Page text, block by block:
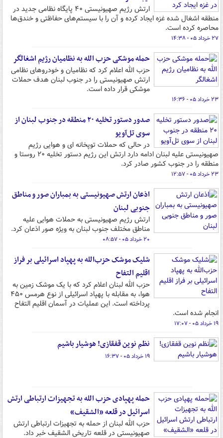
ارتش رژیم صهیونیستی ۴۰ پایگاه نظامی جدید در
منطقه اشغال شده غزه ایجاد کرده و آن را با سیستم‌های حفاظتی و خندق‌ها
محاصره کرده‌ است.
۲۷ خرداد ۰۵ - ۱۴:۳۸
حمله موشکی حزب الله به نظامیان رژیم اشغالگر
حزب الله اعلام کرد که نظامیان و خودروهای نظامی
ارتش صهیونیستی را در جنوب لبنان هدف حملات
موشکی قرار داده است.
۲۳ خرداد ۰۵ - ۱۶:۳۶
صدور دستور تخلیه ۲۰ منطقه در جنوب لبنان از
سوی تل‌آویو
در حالی که حملات توپخانه ای و هوایی رژیم
صهیونیستی علیه لبنان ادامه دارد ارتش این رژیم دستور تخلیه ۲۰ روستا و
منطقه را در جنوب کشور صادر کرد.
۲۳ خرداد ۰۵ - ۱۲:۵۷
اذعان ارتش صهیونیستی به بمباران صور و مناطق
جنوبی لبنان
ارتش رژیم صهیونیستی به حملات هوایی علیه
مناطق مختلف جنوب لبنان به ویژه صور اذعان کرد.
۲۰ خرداد ۰۵ - ۰۸:۵۷
شلیک موشک حزب‌الله به پهپاد اسرائیلی بر فراز
اقلیم التفاح
حزب الله لبنان اعلام کرد که با یک موشک زمین به
هوا، به مقابله با پهپاد اسرائیلی از نوع هرمس ۴۵۰
پرداخته است. این عملیات در آسمان اقلیم التفاح
انجام شده است.
۱۹ خرداد ۰۵ - ۱۷:۰۷
نظم نوین قفقازی! هوشیار باشیم
۱۹ خرداد ۰۵ - ۱۶:۳۷
حمله پهپادی حزب الله به تجهیزات ارتباطی ارتش
اسرائیل در قلعه «الشقیف»
حزب الله لبنان از حمله به تجهیزات ارتباطی ارتش
صهیونیستی در قلعه تاریخی الشقیف خبر داد.